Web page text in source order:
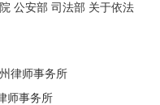
公安部 司法部 关于依法
律师事务所
师事务所